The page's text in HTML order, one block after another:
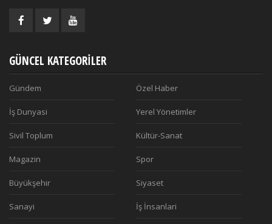
GÜNCEL KATEGORILER
Gündem Özel Haber
İş Dunyasi Yerel Yönetimler
Sivil Toplum Kültür-Sanat
Magazin Spor
Büyükşehir Siyaset
Sanayi İş İnsanlari